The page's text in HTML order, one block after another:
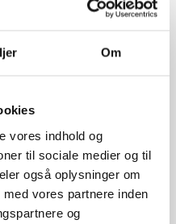
Om
vores indhold og
til sociale medier og til
også oplysninger om
vores partnere inden
og
Nej
17049071